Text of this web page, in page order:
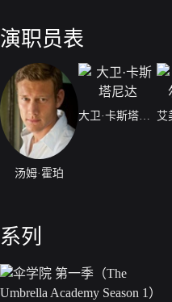
演职员表
汤姆·霍珀
大卫·卡斯塔尼达
系列